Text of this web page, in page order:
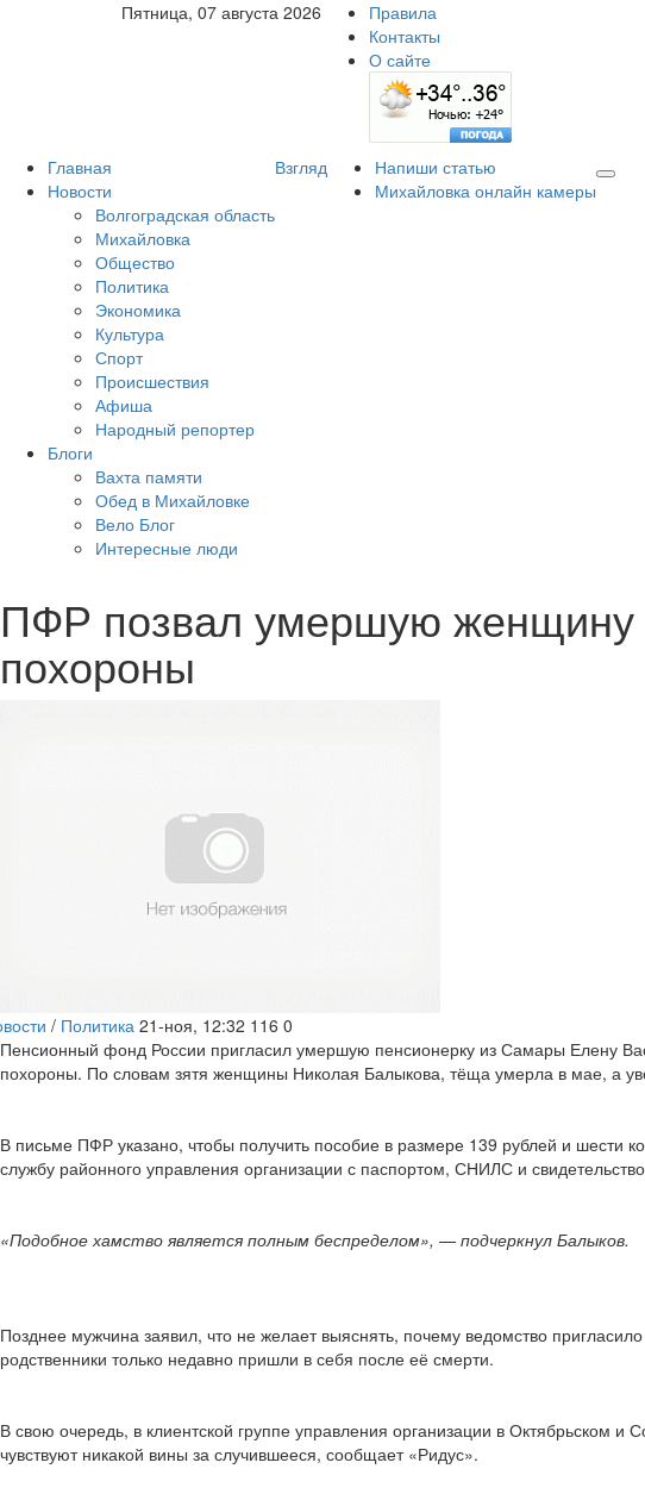
Пятница, 07 августа 2026
Правила
Контакты
О сайте
Главная
Новости
Волгоградская область
Михайловка
Общество
Политика
Экономика
Культура
Спорт
Происшествия
Афиша
Народный репортер
Блоги
Вахта памяти
Обед в Михайловке
Вело Блог
Интересные люди
Взгляд
Напиши статью
Михайловка онлайн камеры
ПФР позвал умершую женщину
похороны
/ Политика 21-ноя, 12:32 116 0
Пенсионный фонд России пригласил умершую пенсионерку из Самары Елену
похороны. По словам зятя женщины Николая Балыкова, тёща умерла в мае, а
В письме ПФР указано, чтобы получить пособие в размере 139 рублей и шести
службу районного управления организации с паспортом, СНИЛС и
«Подобное хамство является полным беспределом», — подчеркнул Балыков.
Позднее мужчина заявил, что не желает выяснять, почему ведомство
родственники только недавно пришли в себя после её смерти.
В свою очередь, в клиентской группе управления организации в Октябрьском
чувствуют никакой вины за случившееся, сообщает «Ридус».